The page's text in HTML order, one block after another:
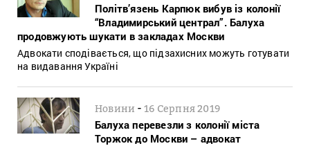
Політв’язень Карпюк вибув із колонії
“Владимирський централ”. Балуха
продовжують шукати в закладах Москви
Адвокати сподівається, що підзахисних можуть готувати
на видавання Україні
Новини -16 Серпня 2019
Балуха перевезли з колонії міста
Торжок до Москви – адвокат